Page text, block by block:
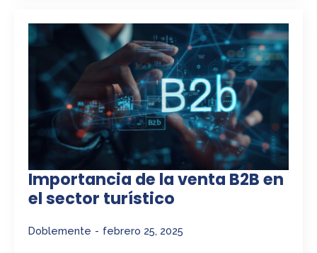
Importancia de la venta B2B en
el sector turístico
Doblemente febrero 25, 2025